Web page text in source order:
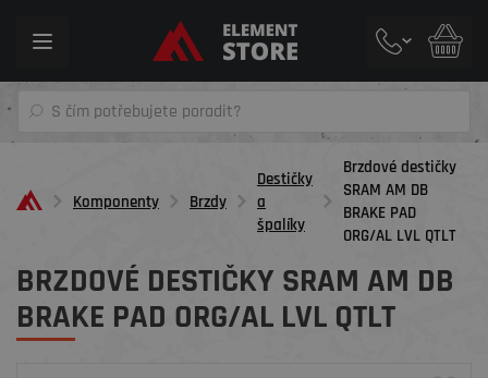
Toggle
Komponenty Brzdy
Destičky
a
špalíky
Brzdové destičky
SRAM AM DB
BRAKE PAD
ORG/AL LVL QTLT
BRZDOVÉ DESTIČKY SRAM AM DB
BRAKE PAD ORG/AL LVL QTLT